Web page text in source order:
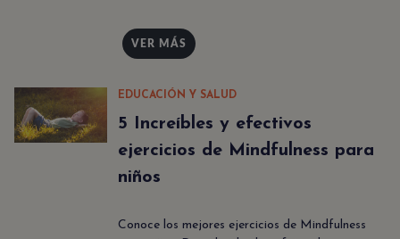
VER MÁS
EDUCACIÓN Y SALUD
5 Increíbles y efectivos
ejercicios de Mindfulness para
niños
Conoce los mejores ejercicios de Mindfulness